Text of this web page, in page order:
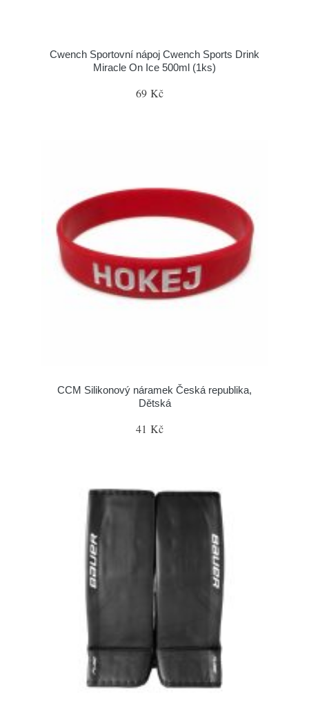
Cwench Sportovní nápoj Cwench Sports Drink
Miracle On Ice 500ml (1ks)
69 Kč
CCM Silikonový náramek Česká republika,
Dětská
41 Kč